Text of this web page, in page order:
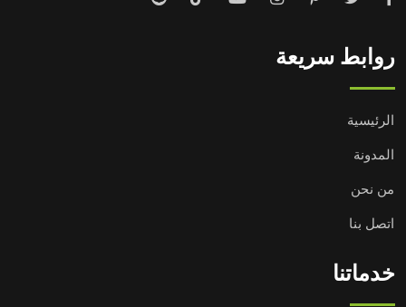
روابط سريعة
الرئيسية
المدونة
من نحن
اتصل بنا
خدماتنا